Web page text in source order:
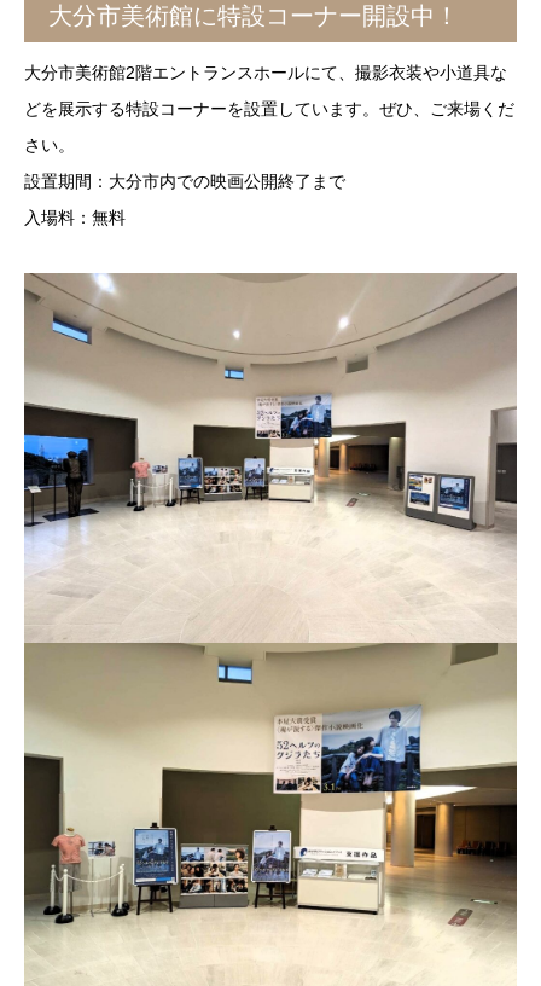
大分市美術館に特設コーナー開設中！
大分市美術館2階エントランスホールにて、撮影衣装や小道具な
どを展示する特設コーナーを設置しています。ぜひ、ご来場くだ
さい。
設置期間：大分市内での映画公開終了まで
入場料：無料